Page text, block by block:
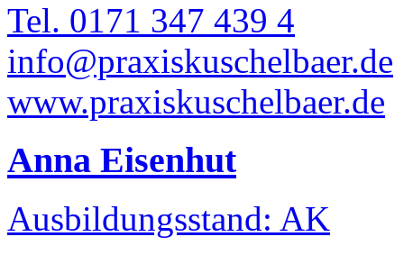
Tel. 0171 347 439 4
info@praxiskuschelbaer.de
www.praxiskuschelbaer.de
Anna Eisenhut
Ausbildungsstand: AK